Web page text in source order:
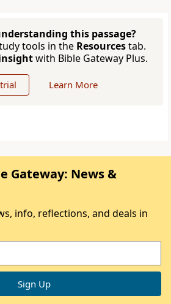
this passage?
tools in the Resourcestab.
with Bible Gateway Plus.
Learn More
Gateway: News &
info, reflections, and deals in